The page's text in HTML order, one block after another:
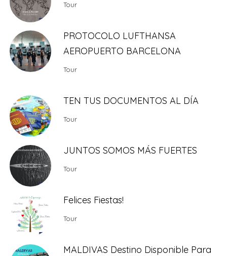
Tour
PROTOCOLO LUFTHANSA
AEROPUERTO BARCELONA
Tour
TEN TUS DOCUMENTOS AL DÍA
Tour
JUNTOS SOMOS MÁS FUERTES
Tour
Felices Fiestas!
Tour
MALDIVAS Destino Disponible Para